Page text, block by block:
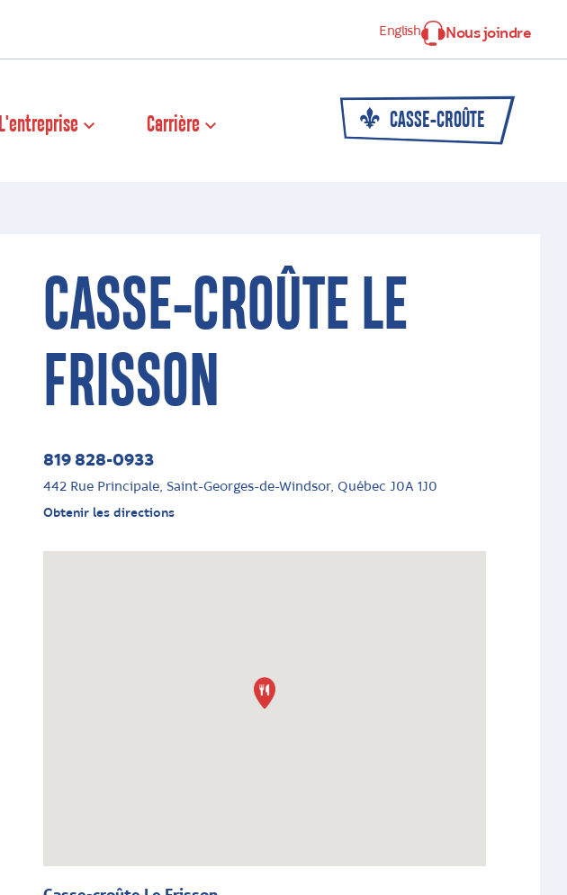
English Nous joindre
L'entreprise Carrière CASSE-CROÛTE
CASSE-CROÛTE LE
FRISSON
819 828-0933
442 Rue Principale, Saint-Georges-de-Windsor, Québec J0A 1J0
Obtenir les directions